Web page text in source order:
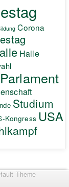
Corona
Halle
Parlament
Studium
Kongress USA
Theme